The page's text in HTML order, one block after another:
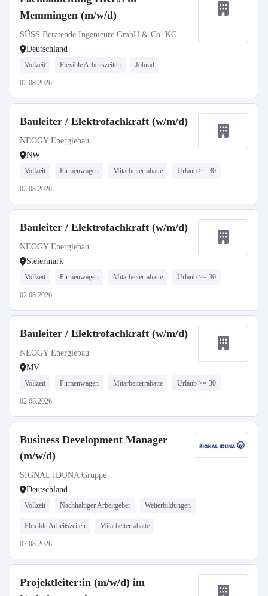
Memmingen (m/w/d)
SÜSS Beratende Ingenieure GmbH & Co. KG
Deutschland
Vollzeit Flexible Arbeitszeiten Jobrad
02.08.2026
Bauleiter / Elektrofachkraft (w/m/d)
NEOGY Energiebau
NW
Vollzeit Firmenwagen Mitarbeiterrabatte Urlaub >= 30
02.08.2026
Bauleiter / Elektrofachkraft (w/m/d)
NEOGY Energiebau
Steiermark
Vollzeit Firmenwagen Mitarbeiterrabatte Urlaub >= 30
02.08.2026
Bauleiter / Elektrofachkraft (w/m/d)
NEOGY Energiebau
MV
Vollzeit Firmenwagen Mitarbeiterrabatte Urlaub >= 30
02.08.2026
Business Development Manager
(m/w/d)
SIGNAL IDUNA Gruppe
Deutschland
Vollzeit Nachhaltiger Arbeitgeber Weiterbildungen
Flexible Arbeitszeiten Mitarbeiterrabatte
07.08.2026
Projektleiter:in (m/w/d) im